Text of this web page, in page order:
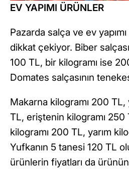
EV YAPIMI ÜRÜNLER
Pazarda salça ve ev
dikkat çekiyor. Biber
100 TL, bir kilogramı ise
Domates salçasının
Makarna kilogramı 200 TL,
TL, eriştenin kilogramı 250
kilogramı 200 TL, yarım
Yufkanın 5 tanesi 120 TL
ürünlerin fiyatları da